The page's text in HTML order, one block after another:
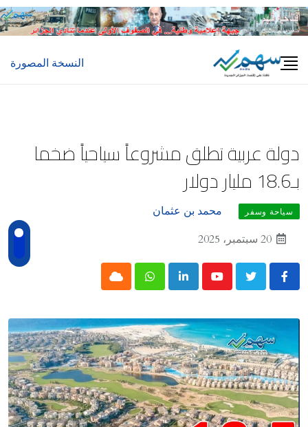
Skip
to
النسخة المصورة
دولة عربية تطلق مشروعاً سياحياً ضخما
بـ18.6 مليار دولار
سياحة وسفر
محمد بن عثمان
20 سبتمبر، 2025
Youtube
LinkedIn
Whatsapp
Cloud